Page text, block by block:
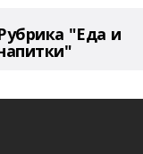
"Еда и